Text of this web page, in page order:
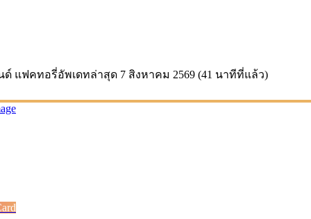
ด์ แฟคทอรี่อัพเดทล่าสุด 7 สิงหาคม 2569 (41 นาทีที่แล้ว)